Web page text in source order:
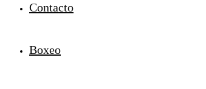
Contacto
Boxeo